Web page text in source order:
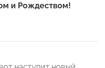
и Рождеством!